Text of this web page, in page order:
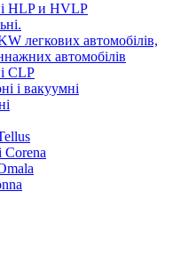
HLP и HVLP
легкових автомобілів,
автомобілів
CLP
і вакуумні
Corena